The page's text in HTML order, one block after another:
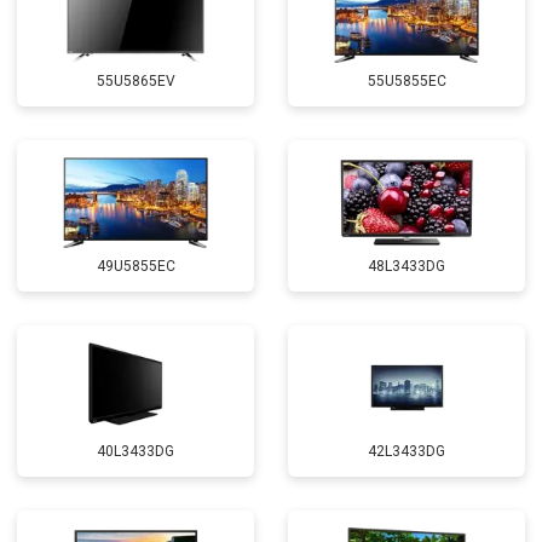
55U5865EV 55U5855EC
49U5855EC 48L3433DG
40L3433DG 42L3433DG